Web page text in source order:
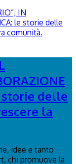
storie delle
la
idee e tanto
chi promuove la